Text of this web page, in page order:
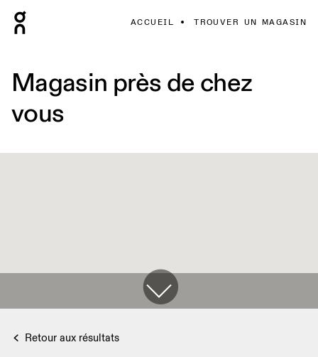
ACCUEIL TROUVER UN MAGASIN
Magasin près de chez
vous
Retour aux résultats